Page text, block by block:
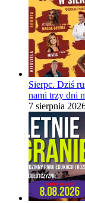
Sierpc. Dziś
nami trzy dni
7 sierpnia